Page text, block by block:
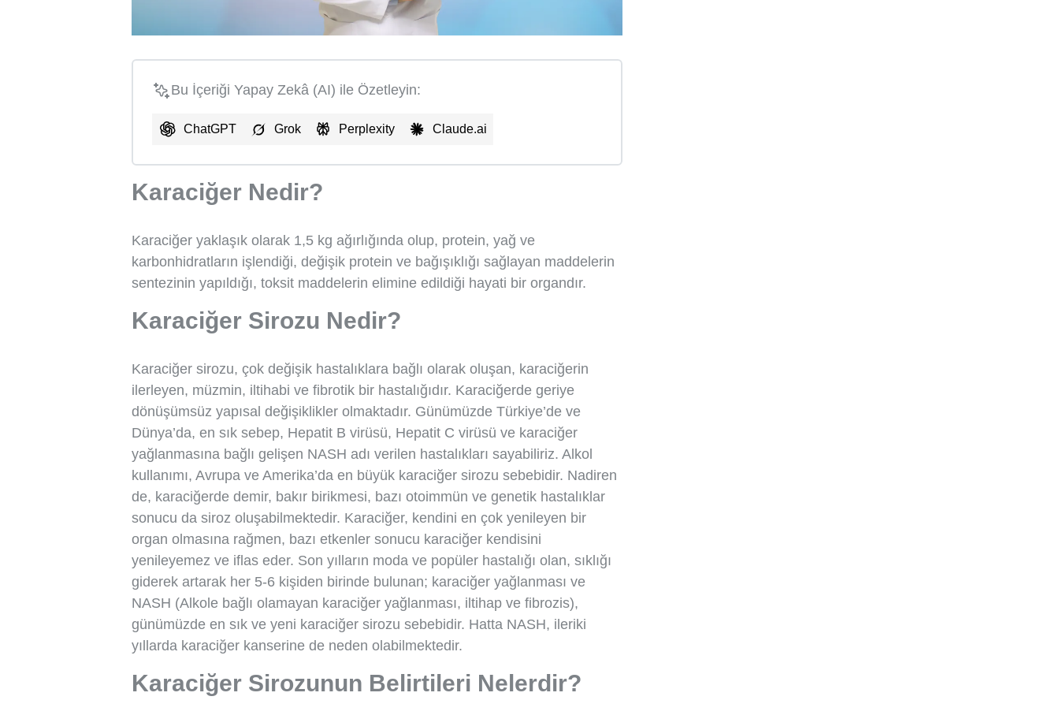
Bu İçeriği Yapay Zekâ (AI) ile Özetleyin:
ChatGPT Grok Perplexity Claude.ai
Karaciğer Nedir?
Karaciğer yaklaşık olarak 1,5 kg ağırlığında olup, protein, yağ ve
karbonhidratların işlendiği, değişik protein ve bağışıklığı sağlayan maddelerin
sentezinin yapıldığı, toksit maddelerin elimine edildiği hayati bir organdır.
Karaciğer Sirozu Nedir?
Karaciğer sirozu, çok değişik hastalıklara bağlı olarak oluşan, karaciğerin
ilerleyen, müzmin, iltihabi ve fibrotik bir hastalığıdır. Karaciğerde geriye
dönüşümsüz yapısal değişiklikler olmaktadır. Günümüzde Türkiye’de ve
Dünya’da, en sık sebep, Hepatit B virüsü, Hepatit C virüsü ve karaciğer
yağlanmasına bağlı gelişen NASH adı verilen hastalıkları sayabiliriz. Alkol
kullanımı, Avrupa ve Amerika’da en büyük karaciğer sirozu sebebidir. Nadiren
de, karaciğerde demir, bakır birikmesi, bazı otoimmün ve genetik hastalıklar
sonucu da siroz oluşabilmektedir. Karaciğer, kendini en çok yenileyen bir
organ olmasına rağmen, bazı etkenler sonucu karaciğer kendisini
yenileyemez ve iflas eder. Son yılların moda ve popüler hastalığı olan, sıklığı
giderek artarak her 5-6 kişiden birinde bulunan; karaciğer yağlanması ve
NASH (Alkole bağlı olamayan karaciğer yağlanması, iltihap ve fibrozis),
günümüzde en sık ve yeni karaciğer sirozu sebebidir. Hatta NASH, ileriki
yıllarda karaciğer kanserine de neden olabilmektedir.
Karaciğer Sirozunun Belirtileri Nelerdir?